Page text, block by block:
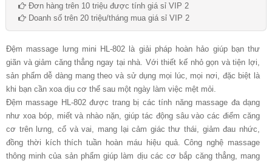
Đơn hàng trên 10 triệu được tính giá sỉ VIP 2
Doanh số trên 20 triệu/tháng mua giá sỉ VIP 2
Đệm massage lưng mini HL-802 là giải pháp hoàn hảo giúp bạn thư
giãn và giảm căng thẳng ngay tại nhà. Với thiết kế nhỏ gọn và tiện lợi,
sản phẩm dễ dàng mang theo và sử dụng mọi lúc, mọi nơi, đặc biệt là
khi bạn cần xoa dịu cơ thể sau một ngày làm việc mệt mỏi.
Đệm massage HL-802 được trang bị các tính năng massage đa dạng
như xoa bóp, miết và nhào nặn, giúp tác động sâu vào các điểm căng
cơ trên lưng, cổ và vai, mang lại cảm giác thư thái, giảm đau nhức,
đồng thời kích thích tuần hoàn máu hiệu quả. Công nghệ massage
thông minh của sản phẩm giúp làm dịu các cơ bắp căng thẳng, mang